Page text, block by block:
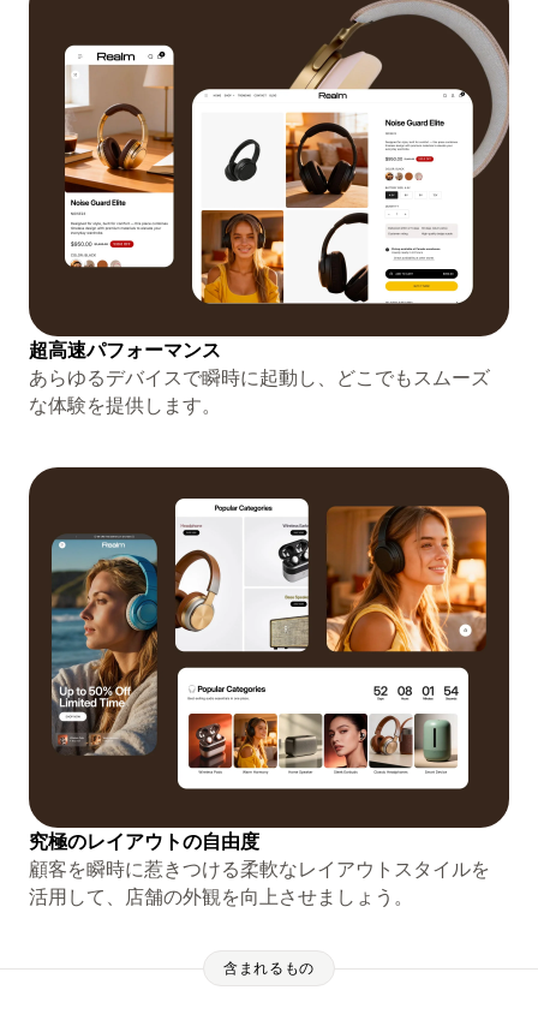
超高速パフォーマンス
あらゆるデバイスで瞬時に起動し、どこでもスムーズ
な体験を提供します。
究極のレイアウトの自由度
顧客を瞬時に惹きつける柔軟なレイアウトスタイルを
活用して、店舗の外観を向上させましょう。
含まれるもの